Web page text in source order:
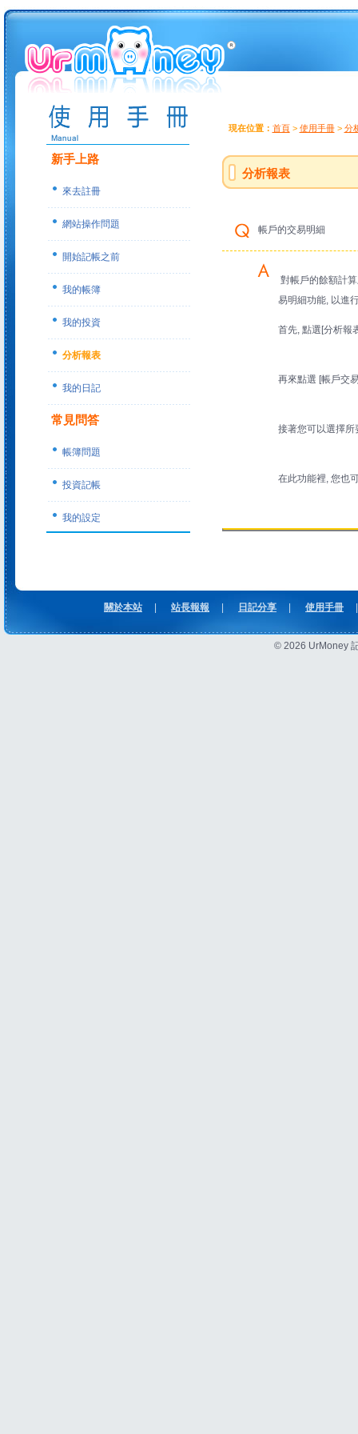
新手上路
來去註冊
網站操作問題
開始記帳之前
我的帳簿
我的投資
分析報表
我的日記
常見問答
帳簿問題
投資記帳
我的設定
現在位置： 首頁> 使用手冊> 分
分析報表
帳戶的交易明細
對帳戶的餘額計
易明細功能, 以進
首先, 點選[分析報
再來點選 [帳戶交
接著您可以選擇所
在此功能裡, 您也
關於本站 站長報報 日記分享 使用手冊
© 2026 UrMoney